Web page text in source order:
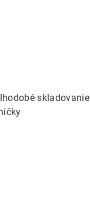
skladovanie